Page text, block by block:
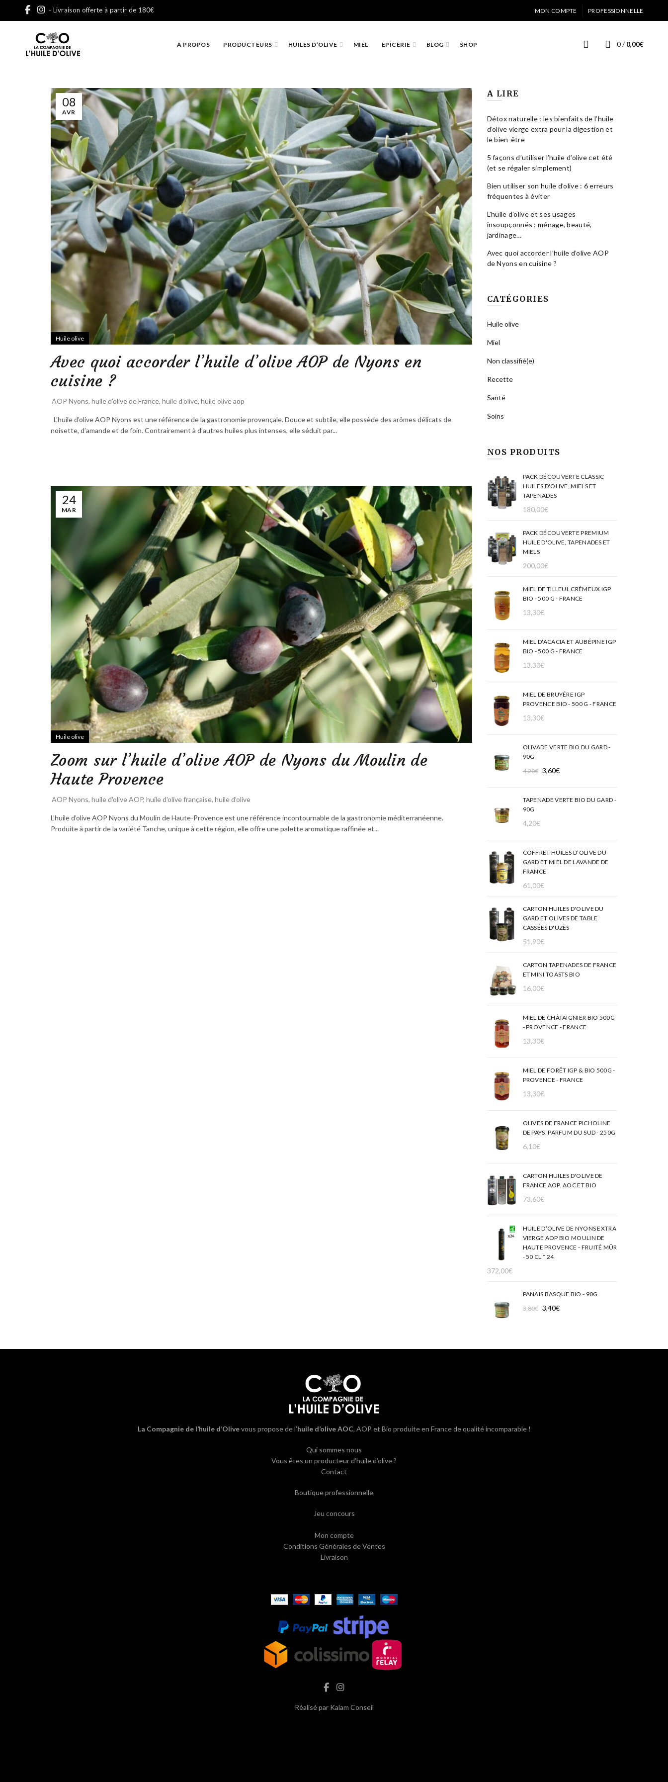
- Livraison offerte à partir de 180€ MON COMPTE PROFESSIONNELLE
A PROPOS PRODUCTEURS HUILES D’OLIVE MIEL EPICERIE BLOG SHOP 0 / 0,00€
08
AVR
Huile olive
Avec quoi accorder l’huile d’olive AOP de Nyons en
cuisine ?
AOP Nyons, huile d'olive de France, huile d’olive, huile olive aop
L’huile d’olive AOP Nyons est une référence de la gastronomie provençale. Douce et subtile, elle possède des arômes délicats de
noisette, d’amande et de foin. Contrairement à d’autres huiles plus intenses, elle séduit par...
24
MAR
Huile olive
Zoom sur l’huile d’olive AOP de Nyons du Moulin de
Haute Provence
AOP Nyons, huile d'olive AOP, huile d'olive française, huile d’olive
L’huile d’olive AOP Nyons du Moulin de Haute-Provence est une référence incontournable de la gastronomie méditerranéenne.
Produite à partir de la variété Tanche, unique à cette région, elle offre une palette aromatique raffinée et...
A LIRE
Détox naturelle : les bienfaits de l’huile
d’olive vierge extra pour la digestion et
le bien-être
5 façons d’utiliser l’huile d’olive cet été
(et se régaler simplement)
Bien utiliser son huile d’olive : 6 erreurs
fréquentes à éviter
L’huile d’olive et ses usages
insoupçonnés : ménage, beauté,
jardinage…
Avec quoi accorder l’huile d’olive AOP
de Nyons en cuisine ?
CATÉGORIES
Huile olive
Miel
Non classifié(e)
Recette
Santé
Soins
NOS PRODUITS
PACK DÉCOUVERTE CLASSIC
HUILES D'OLIVE, MIELS ET
TAPENADES
180,00€
PACK DÉCOUVERTE PREMIUM
HUILE D'OLIVE, TAPENADES ET
MIELS
200,00€
MIEL DE TILLEUL CRÉMEUX IGP
BIO - 500 G - FRANCE
13,30€
MIEL D'ACACIA ET AUBÉPINE IGP
BIO - 500 G - FRANCE
13,30€
MIEL DE BRUYÉRE IGP
PROVENCE BIO - 500 G - FRANCE
13,30€
OLIVADE VERTE BIO DU GARD -
90G
4,20€ Le
était :
3,60€
est :
TAPENADE VERTE BIO DU GARD -
90G
4,20€
COFFRET HUILES D’OLIVE DU
GARD ET MIEL DE LAVANDE DE
FRANCE
61,00€
CARTON HUILES D'OLIVE DU
GARD ET OLIVES DE TABLE
CASSÉES D'UZÈS
51,90€
CARTON TAPENADES DE FRANCE
ET MINI TOASTS BIO
16,00€
MIEL DE CHÂTAIGNIER BIO 500G
- PROVENCE - FRANCE
13,30€
MIEL DE FORÊT IGP & BIO 500G -
PROVENCE - FRANCE
13,30€
OLIVES DE FRANCE PICHOLINE
DE PAYS, PARFUM DU SUD - 250G
6,10€
CARTON HUILES D'OLIVE DE
FRANCE AOP, AOC ET BIO
73,60€
HUILE D’OLIVE DE NYONS EXTRA
VIERGE AOP BIO MOULIN DE
HAUTE PROVENCE - FRUITÉ MÛR
- 50 CL * 24
372,00€
PANAIS BASQUE BIO - 90G
3,80€ Le
3,80€.
3,40€
3,40€.
La Compagnie de l’huile d’Olivevous propose de l’huile d’olive AOC, AOP et Bio produite en France de qualité incomparable !
Qui sommes nous
Vous êtes un producteur d’huile d’olive ?
Contact
Boutique professionnelle
Jeu concours
Mon compte
Conditions Générales de Ventes
Livraison
Réalisé par Kalam Conseil